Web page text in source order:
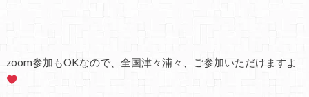
zoom参加もOKなので、全国津々浦々、ご参加いただけますよ